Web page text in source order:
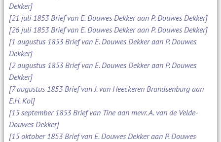
Dekker]
[21 juli 1853 Brief van E. Douwes Dekker aan P. Douwes Dekker]
[26 juli 1853 Brief van E. Douwes Dekker aan P. Douwes Dekker]
[1 augustus 1853 Brief van E. Douwes Dekker aan P. Douwes
Dekker]
[2 augustus 1853 Brief van E. Douwes Dekker aan P. Douwes
Dekker]
[7 augustus 1853 Brief van J. van Heeckeren Brandsenburg aan
E.H. Kol]
[15 september 1853 Brief van Tine aan mevr. A. van de Velde-
Douwes Dekker]
[15 oktober 1853 Brief van E. Douwes Dekker aan P. Douwes